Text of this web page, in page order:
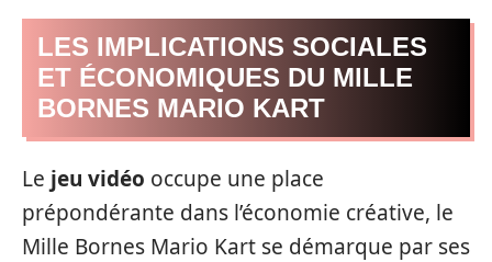
LES IMPLICATIONS SOCIALES
ET ÉCONOMIQUES DU MILLE
BORNES MARIO KART
Le jeu vidéo occupe une place
prépondérante dans l’économie créative, le
Mille Bornes Mario Kart se démarque par ses